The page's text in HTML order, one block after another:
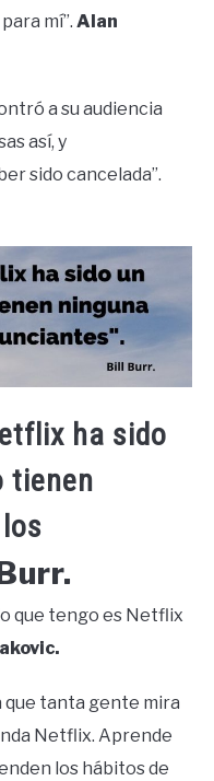
mí”. Alan
a su audiencia
así, y
sido cancelada”.
ha sido
tienen
que tengo es Netflix
que tanta gente mira
Netflix. Aprende
los hábitos de